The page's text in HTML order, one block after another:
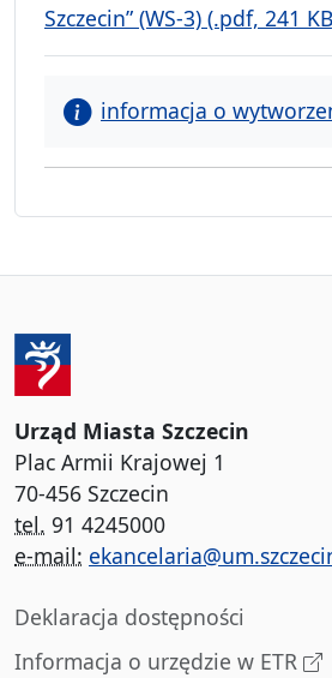
Szczecin” (WS-3) (.pdf, 241
informacja o
Urząd Miasta Szczecin
Plac Armii Krajowej 1
70-456 Szczecin
tel. 91 4245000
e-mail:
Deklaracja dostępności
Informacja o urzędzie w ETR